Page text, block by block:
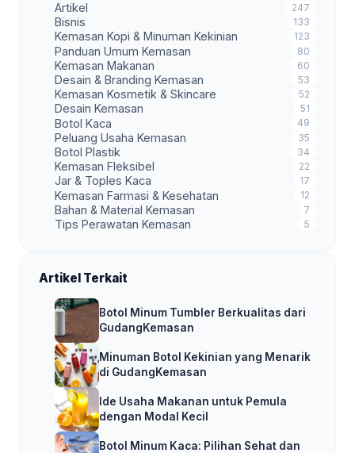
Artikel 247
Bisnis 133
Kemasan Kopi & Minuman Kekinian 123
Panduan Umum Kemasan 80
Kemasan Makanan 60
Desain & Branding Kemasan 53
Kemasan Kosmetik & Skincare 52
Desain Kemasan 51
Botol Kaca 49
Peluang Usaha Kemasan 35
Botol Plastik 34
Kemasan Fleksibel 22
Jar & Toples Kaca 17
Kemasan Farmasi & Kesehatan 12
Bahan & Material Kemasan 7
Tips Perawatan Kemasan 5
Artikel Terkait
Botol Minum Tumbler Berkualitas dari
GudangKemasan
Minuman Botol Kekinian yang Menarik
di GudangKemasan
Ide Usaha Makanan untuk Pemula
dengan Modal Kecil
Botol Minum Kaca: Pilihan Sehat dan